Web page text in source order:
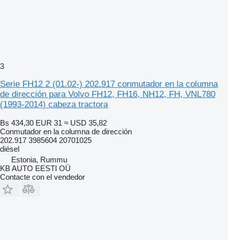
3
Serie FH12 2 (01.02-) 202.917 conmutador en la columna
de dirección para Volvo FH12, FH16, NH12, FH, VNL780
(1993-2014) cabeza tractora
Bs 434,30 EUR 31 ≈ USD 35,82
Conmutador en la columna de dirección
202.917 3985604 20701025
diésel
Estonia, Rummu
KB AUTO EESTI OÜ
Contacte con el vendedor